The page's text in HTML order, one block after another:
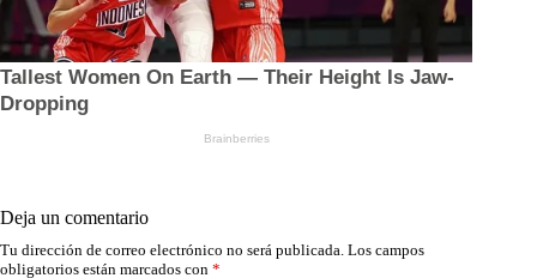
Deja un comentario
Tu dirección de correo electrónico no será publicada. Los campos
obligatorios están marcados con *